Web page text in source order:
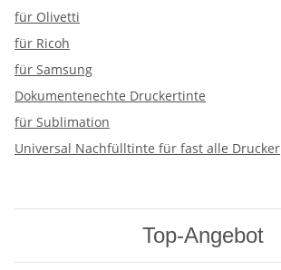
für Olivetti
für Ricoh
für Samsung
Dokumentenechte Druckertinte
für Sublimation
Universal Nachfülltinte für fast alle Drucker
Top-Angebot